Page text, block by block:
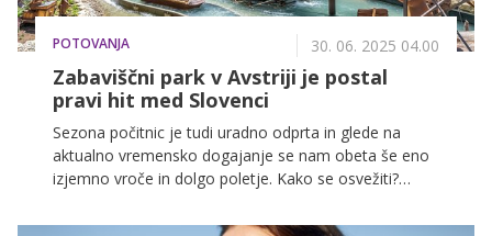
POTOVANJA 30. 06. 2025 04.00
Zabaviščni park v Avstriji je postal
pravi hit med Slovenci
Sezona počitnic je tudi uradno odprta in glede na
aktualno vremensko dogajanje se nam obeta še eno
izjemno vroče in dolgo poletje. Kako se osvežiti?
večdnevni oddih v sosednji Avstriji!